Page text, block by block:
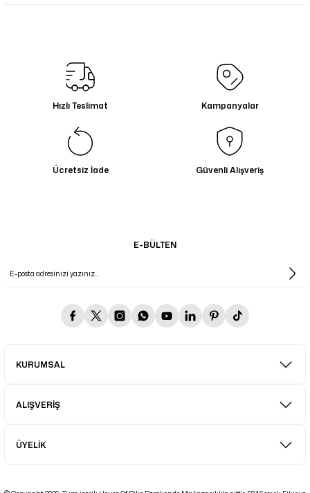
Hızlı Teslimat Kampanyalar
Ücretsiz İade Güvenli Alışveriş
E-BÜLTEN
KURUMSAL
ALIŞVERİŞ
ÜYELİK